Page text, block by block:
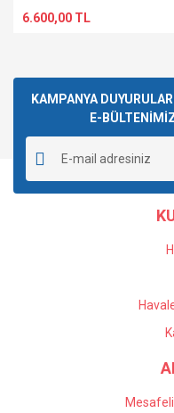
6.600,00 TL
KAMPANYA
E-